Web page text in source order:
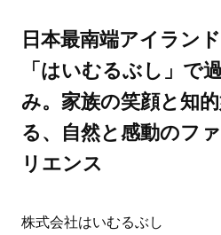
ママとパパに贈る「ジェンダ
日本最南端アイラン
「はいむるぶし」で
み。家族の笑顔と知
る、自然と感動のフ
リエンス
株式会社はいむるぶし